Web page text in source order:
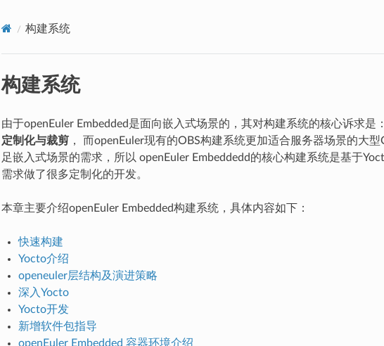
构建系统
构建系统
由于openEuler Embedded是面向嵌入式场景的，其对构建系统的核心诉求是
定制化与裁剪， 而openEuler现有的OBS构建系统更加适合服务器场景的大
足嵌入式场景的需求，所以 openEuler Embeddedd的核心构建系统是基于
需求做了很多定制化的开发。
本章主要介绍openEuler Embedded构建系统，具体内容如下：
快速构建
Yocto介绍
openeuler层结构及演进策略
深入Yocto
Yocto开发
新增软件包指导
openEuler Embedded 容器环境介绍